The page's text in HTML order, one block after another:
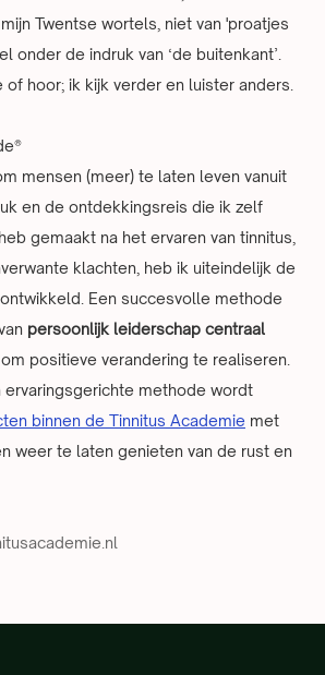
Twentse wortels, niet van 'proatjes
onder de indruk van ‘de buitenkant’.
of hoor; ik kijk verder en luister anders.
®
mensen (meer) te laten leven vanuit
en de ontdekkingsreis die ik zelf
gemaakt na het ervaren van tinnitus,
klachten, heb ik uiteindelijk de
ontwikkeld. Een succesvolle methode
persoonlijk leiderschap centraal
om positieve verandering te realiseren.
ervaringsgerichte methode wordt
binnen de Tinnitus Academie met
weer te laten genieten van de rust en